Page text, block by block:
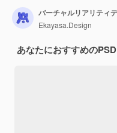
Ekayasa.Design
あなたにおすすめのPSD